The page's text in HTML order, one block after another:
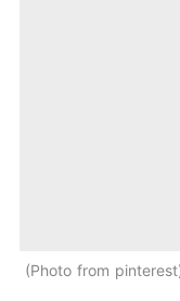
Photo from pinterest